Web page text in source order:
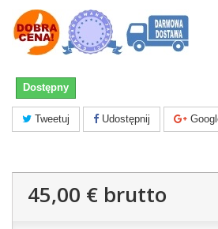
Dostępny
Tweetuj Udostępnij
45,00 € brutto